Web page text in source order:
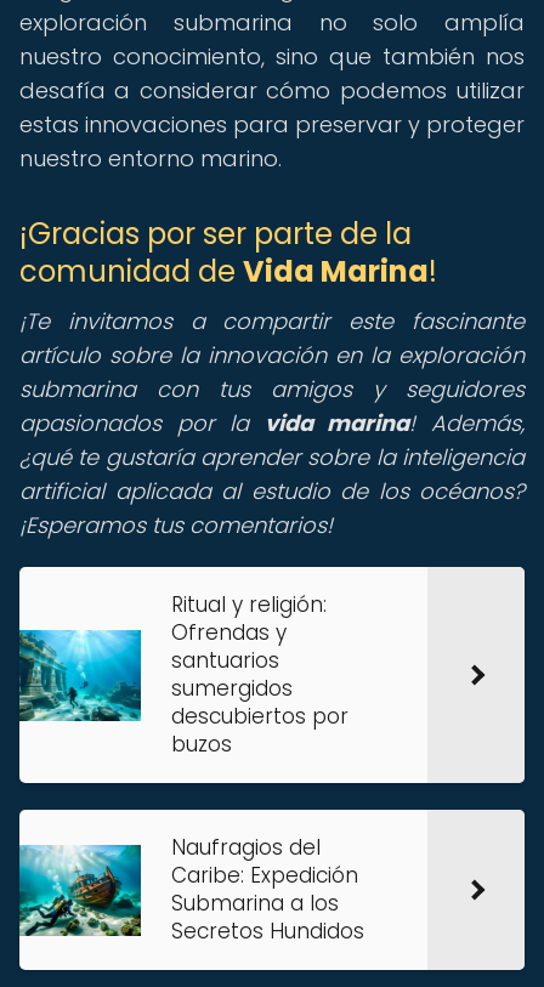
exploración submarina no solo amplía
nuestro conocimiento, sino que también nos
desafía a considerar cómo podemos utilizar
estas innovaciones para preservar y proteger
nuestro entorno marino.
¡Gracias por ser parte de la
comunidad de Vida Marina!
¡Te invitamos a compartir este fascinante
artículo sobre la innovación en la exploración
submarina con tus amigos y seguidores
apasionados por la vida marina! Además,
¿qué te gustaría aprender sobre la inteligencia
artificial aplicada al estudio de los océanos?
¡Esperamos tus comentarios!
Ritual y religión:
Ofrendas y
santuarios
sumergidos
descubiertos por
buzos
Naufragios del
Caribe: Expedición
Submarina a los
Secretos Hundidos